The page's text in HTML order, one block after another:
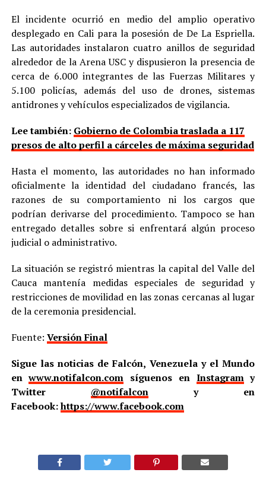
El incidente ocurrió en medio del amplio operativo
desplegado en Cali para la posesión de De La Espriella.
Las autoridades instalaron cuatro anillos de seguridad
alrededor de la Arena USC y dispusieron la presencia de
cerca de 6.000 integrantes de las Fuerzas Militares y
5.100 policías, además del uso de drones, sistemas
antidrones y vehículos especializados de vigilancia.
Lee también: Gobierno de Colombia traslada a 117
presos de alto perfil a cárceles de máxima seguridad
Hasta el momento, las autoridades no han informado
oficialmente la identidad del ciudadano francés, las
razones de su comportamiento ni los cargos que
podrían derivarse del procedimiento. Tampoco se han
entregado detalles sobre si enfrentará algún proceso
judicial o administrativo.
La situación se registró mientras la capital del Valle del
Cauca mantenía medidas especiales de seguridad y
restricciones de movilidad en las zonas cercanas al lugar
de la ceremonia presidencial.
Fuente: Versión Final
Sigue las noticias de Falcón, Venezuela y el Mundo
enwww.notifalcon.com síguenos en Instagramy
Twitter @notifalcony en
Facebook:https://www.facebook.com